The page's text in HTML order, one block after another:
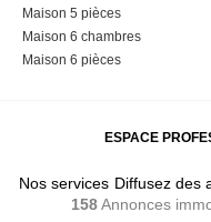
Maison 5 pièces
Maison 6 chambres
Maison 6 pièces
ESPACE
Nos services Diffusez des
158Annonces